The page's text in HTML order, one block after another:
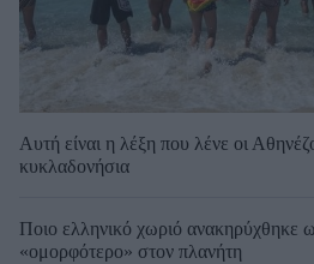
Αυτή είναι η λέξη που λένε οι
κυκλαδονήσια
Ποιο ελληνικό χωριό ανακηρύχθηκε
«ομορφότερο» στον πλανήτη